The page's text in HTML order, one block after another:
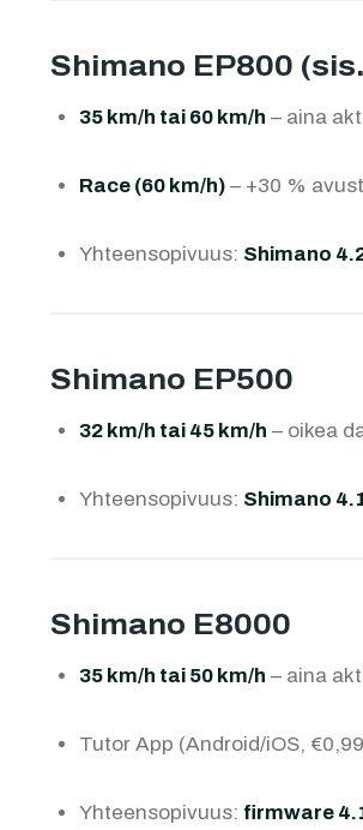
Shimano EP800
35 km/h tai 60 km/h – aina
Race (60 km/h) – +30 %
Yhteensopivuus: Shimano
Shimano EP500
32 km/h tai 45 km/h – oikea
Yhteensopivuus: Shimano
Shimano E8000
35 km/h tai 50 km/h – aina
Tutor App (Android/iOS,
Yhteensopivuus: firmware